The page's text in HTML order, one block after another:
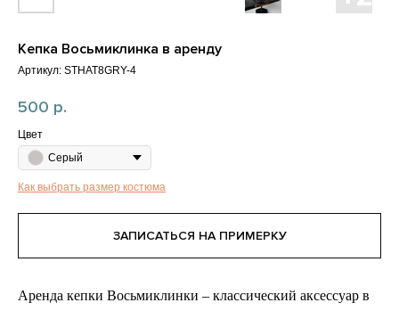
Кепка Восьмиклинка в аренду
Артикул: STHAT8GRY-4
500 р.
Цвет
Серый
Как выбрать размер костюма
ЗАПИСАТЬСЯ НА ПРИМЕРКУ
Аренда кепки Восьмиклинки – классический аксессуар в